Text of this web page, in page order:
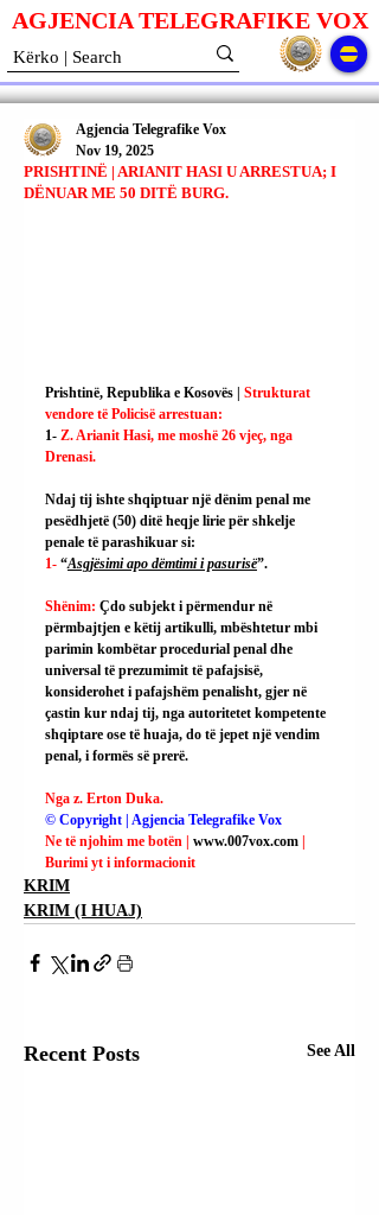
AGJENCIA TELEGRAFIKE VOX
PRISHTINË | ARIANIT HASI U ARRESTUA; I
DËNUAR ME 50 DITË BURG.
Agjencia Telegrafike Vox
Nov 19, 2025
Prishtinë, Republika e Kosovës | Strukturat
vendore të Policisë arrestuan:
1- Z. Arianit Hasi, me moshë 26 vjeç, nga
Drenasi.
Ndaj tij ishte shqiptuar një dënim penal me
pesëdhjetë (50) ditë heqje lirie për shkelje
penale të parashikuar si:
1- “Asgjësimi apo dëmtimi i pasurisë”.
Shënim: Çdo subjekt i përmendur në
përmbajtjen e këtij artikulli, mbështetur mbi
parimin kombëtar procedurial penal dhe
universal të prezumimit të pafajsisë,
konsiderohet i pafajshëm penalisht, gjer në
çastin kur ndaj tij, nga autoritetet kompetente
shqiptare ose të huaja, do të jepet një vendim
penal, i formës së prerë.
Nga z. Erton Duka.
© Copyright | Agjencia Telegrafike Vox
Ne të njohim me botën | www.007vox.com |
Burimi yt i informacionit
KRIM
KRIM (I HUAJ)
Recent Posts See All